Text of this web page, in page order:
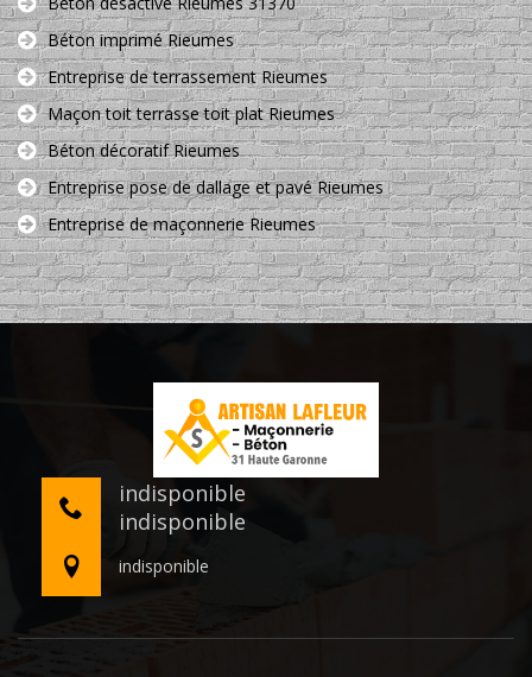
Béton imprimé Rieumes
Entreprise de terrassement Rieumes
Maçon toit terrasse toit plat Rieumes
Béton décoratif Rieumes
Entreprise pose de dallage et pavé Rieumes
Entreprise de maçonnerie Rieumes
indisponible
indisponible
indisponible